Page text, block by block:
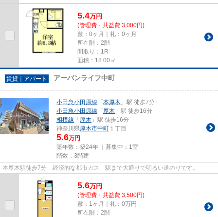
5.4万円
(管理費・共益費 3,000円)
敷：0ヶ月｜礼：0ヶ月
所在階：2階
間取り：1R
面積：18.00㎡
賃貸｜アパート アーバンライフ中町
小田急小田原線 「本厚木 」駅 徒歩7分
小田急小田原線 「厚木 」駅 徒歩16分
相模線 「厚木 」駅 徒歩16分
神奈川県厚木市中町 １丁目
5.6万円
築年数：築24年 ｜募集中： 1室
階数：3階建
本厚木駅徒歩7分 経済的な都市ガス 駅まで大通りで明るい道のりです。
5.6万円
(管理費・共益費 3,500円)
敷：1ヶ月｜礼：0万円
所在階：2階